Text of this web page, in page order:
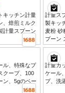
キッチン計量
、焙煎ミルク
計量スプーン
計量ス
製キッ
麦粉 砂
プーン
ル、特殊なプ
クープ、100
ン、5gのベー
計量カ
ケール
プ、洗